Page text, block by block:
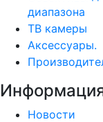
диапазона
ТВ камеры
Аксессуары.
Новости